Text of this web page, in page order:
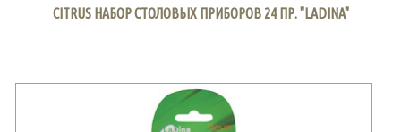
CITRUS НАБОР СТОЛОВЫХ ПРИБОРОВ 24 ПР. "LADINA"